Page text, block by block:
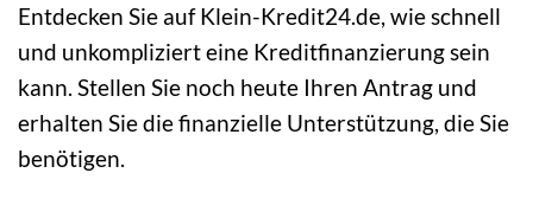
Entdecken Sie auf Klein-Kredit24.de, wie schnell
und unkompliziert eine Kreditfinanzierung sein
kann. Stellen Sie noch heute Ihren Antrag und
erhalten Sie die finanzielle Unterstützung, die Sie
benötigen.